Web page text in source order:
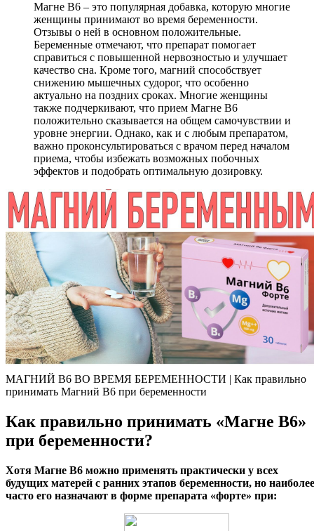
Магне B6 – это популярная добавка, которую многие
женщины принимают во время беременности.
Отзывы о ней в основном положительные.
Беременные отмечают, что препарат помогает
справиться с повышенной нервозностью и улучшает
качество сна. Кроме того, магний способствует
снижению мышечных судорог, что особенно
актуально на поздних сроках. Многие женщины
также подчеркивают, что прием Магне B6
положительно сказывается на общем самочувствии и
уровне энергии. Однако, как и с любым препаратом,
важно проконсультироваться с врачом перед началом
приема, чтобы избежать возможных побочных
эффектов и подобрать оптимальную дозировку.
МАГНИЙ В6 ВО ВРЕМЯ БЕРЕМЕННОСТИ | Как правильно
принимать Магний B6 при беременности
Как правильно принимать «Магне B6»
при беременности?
Хотя Магне В6 можно применять практически у всех
будущих матерей с ранних этапов беременности, но наиболее
часто его назначают в форме препарата «форте» при: